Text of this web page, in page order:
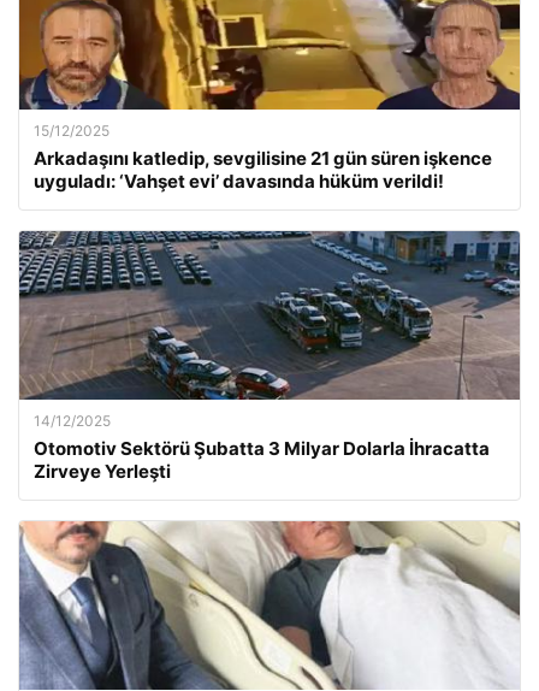
15/12/2025
Arkadaşını katledip, sevgilisine 21 gün süren işkence
uyguladı: ‘Vahşet evi’ davasında hüküm verildi!
14/12/2025
Otomotiv Sektörü Şubatta 3 Milyar Dolarla İhracatta
Zirveye Yerleşti